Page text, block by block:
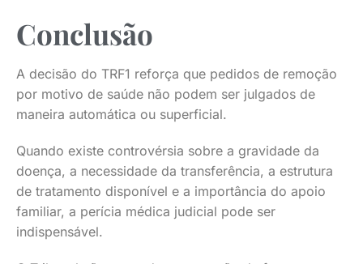
Conclusão
A decisão do TRF1 reforça que pedidos de remoção
por motivo de saúde não podem ser julgados de
maneira automática ou superficial.
Quando existe controvérsia sobre a gravidade da
doença, a necessidade da transferência, a estrutura
de tratamento disponível e a importância do apoio
familiar, a perícia médica judicial pode ser
indispensável.